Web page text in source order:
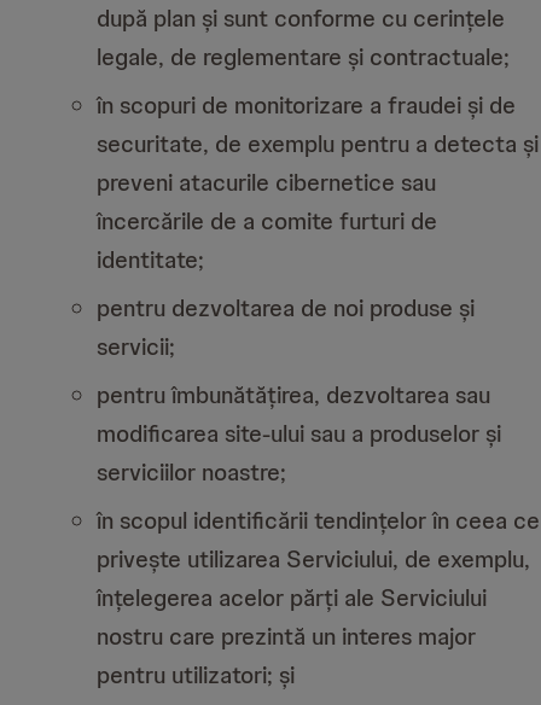
după plan și sunt conforme cu cerințele
legale, de reglementare și contractuale;
în scopuri de monitorizare a fraudei și de
securitate, de exemplu pentru a detecta și
preveni atacurile cibernetice sau
încercările de a comite furturi de
identitate;
pentru dezvoltarea de noi produse și
servicii;
pentru îmbunătățirea, dezvoltarea sau
modificarea site-ului sau a produselor și
serviciilor noastre;
în scopul identificării tendințelor în ceea ce
privește utilizarea Serviciului, de exemplu,
înțelegerea acelor părți ale Serviciului
nostru care prezintă un interes major
pentru utilizatori; și